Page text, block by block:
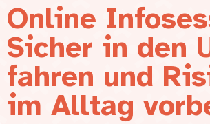
Online
Sicher in den
fahren und
im Alltag